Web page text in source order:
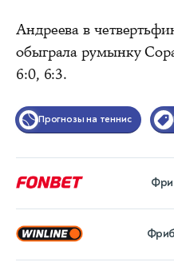
Андреева в
обыграла румынку
6:0, 6:3.
Прогнозы на теннис